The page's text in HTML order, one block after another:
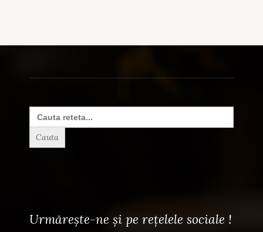
Search
for:
Urmărește-ne și pe rețelele sociale !